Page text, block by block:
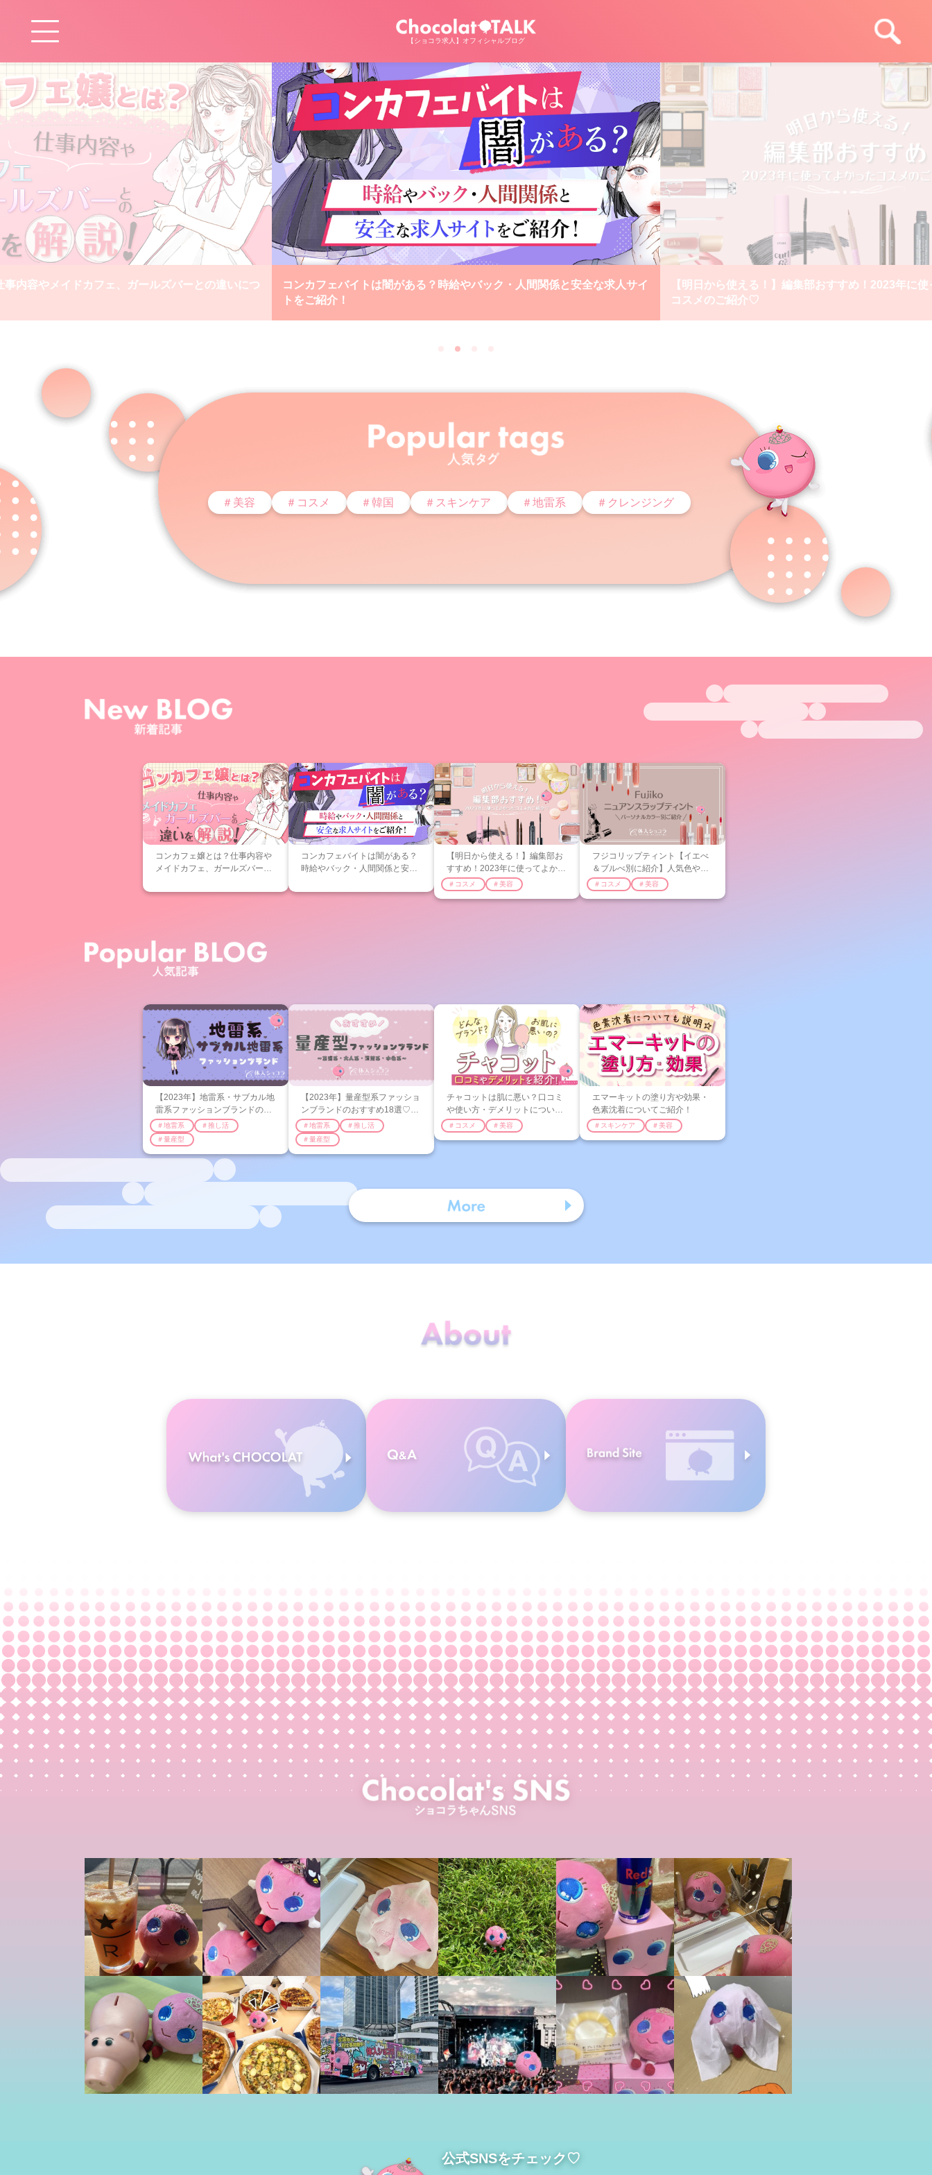
【ショコラ求人】オフィシャルブログ
事内容やメイドカフェ、ガールズバーとの違いにつ
コンカフェバイトは闇がある？時給やバック・人間関係と安全な求人サイ
トをご紹介！
【明日から使える！】編集部おすすめ！2023年に
コスメのご紹介♡
＃美容 ＃コスメ ＃韓国 ＃スキンケア ＃地雷系 ＃クレンジング
コンカフェ嬢とは？仕事内容や
メイドカフェ、ガールズバーと
コンカフェバイトは闇がある？
時給やバック・人間関係と安全
【明日から使える！】編集部お
すすめ！2023年に使ってよかっ
たベストコスメのご紹介♡
＃コスメ ＃美容
フジコリップティント【イエべ
＆ブルべ別に紹介】人気色や使
用シーンのレポも！
＃コスメ ＃美容
【2023年】地雷系・サブカル地
雷系ファッションブランドのお
すすめ27選♡王道系・ぴえん
系・水色系などを紹介！
＃地雷系
＃推し活
＃量産型
【2023年】量産型系ファッショ
ンブランドのおすすめ18選♡～
王道系・大人系・清楚系・水色
系など～
＃地雷系
＃推し活
＃量産型
チャコットは肌に悪い？口コミ
や使い方・デメリットについて
ご紹介！
＃コスメ ＃美容
エマーキットの塗り方や効果・
色素沈着についてご紹介！
＃スキンケア ＃美容
公式SNSをチェック♡